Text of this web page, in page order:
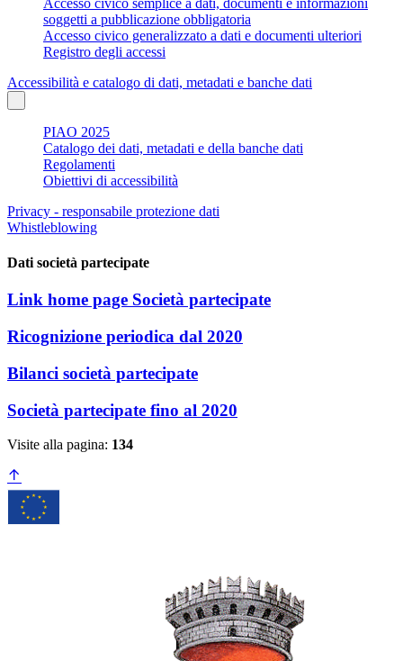
soggetti a pubblicazione obbligatoria
Accesso civico generalizzato a dati e documenti ulteriori
Registro degli accessi
Accessibilità e catalogo di dati, metadati e banche dati
PIAO 2025
Catalogo dei dati, metadati e della banche dati
Regolamenti
Obiettivi di accessibilità
Privacy - responsabile protezione dati
Whistleblowing
Dati società partecipate
Link home page Società partecipate
Ricognizione periodica dal 2020
Bilanci società partecipate
Società partecipate fino al 2020
Visite alla pagina: 134